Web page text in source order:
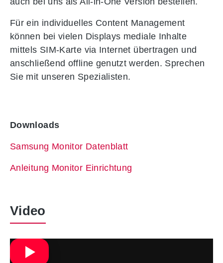
Für ein individuelles Content Management
können bei vielen Displays mediale Inhalte
mittels SIM-Karte via Internet übertragen und
anschließend offline genutzt werden. Sprechen
Sie mit unseren Spezialisten.
Downloads
Samsung Monitor Datenblatt
Anleitung Monitor Einrichtung
Video